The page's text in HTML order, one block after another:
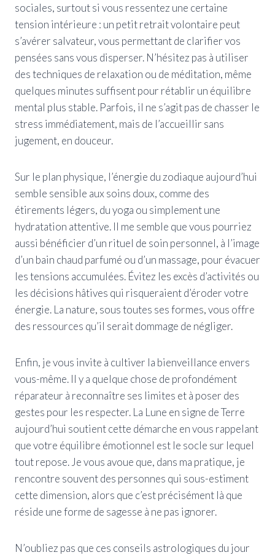
sociales, surtout si vous ressentez une certaine
tension intérieure : un petit retrait volontaire peut
s’avérer salvateur, vous permettant de clarifier vos
pensées sans vous disperser. N’hésitez pas à utiliser
des techniques de relaxation ou de méditation, même
quelques minutes suffisent pour rétablir un équilibre
mental plus stable. Parfois, il ne s’agit pas de chasser le
stress immédiatement, mais de l’accueillir sans
jugement, en douceur.
Sur le plan physique, l’énergie du zodiaque aujourd’hui
semble sensible aux soins doux, comme des
étirements légers, du yoga ou simplement une
hydratation attentive. Il me semble que vous pourriez
aussi bénéficier d’un rituel de soin personnel, à l’image
d’un bain chaud parfumé ou d’un massage, pour évacuer
les tensions accumulées. Évitez les excès d’activités ou
les décisions hâtives qui risqueraient d’éroder votre
énergie. La nature, sous toutes ses formes, vous offre
des ressources qu’il serait dommage de négliger.
Enfin, je vous invite à cultiver la bienveillance envers
vous-même. Il y a quelque chose de profondément
réparateur à reconnaître ses limites et à poser des
gestes pour les respecter. La Lune en signe de Terre
aujourd’hui soutient cette démarche en vous rappelant
que votre équilibre émotionnel est le socle sur lequel
tout repose. Je vous avoue que, dans ma pratique, je
rencontre souvent des personnes qui sous-estiment
cette dimension, alors que c’est précisément là que
réside une forme de sagesse à ne pas ignorer.
N’oubliez pas que ces conseils astrologiques du jour